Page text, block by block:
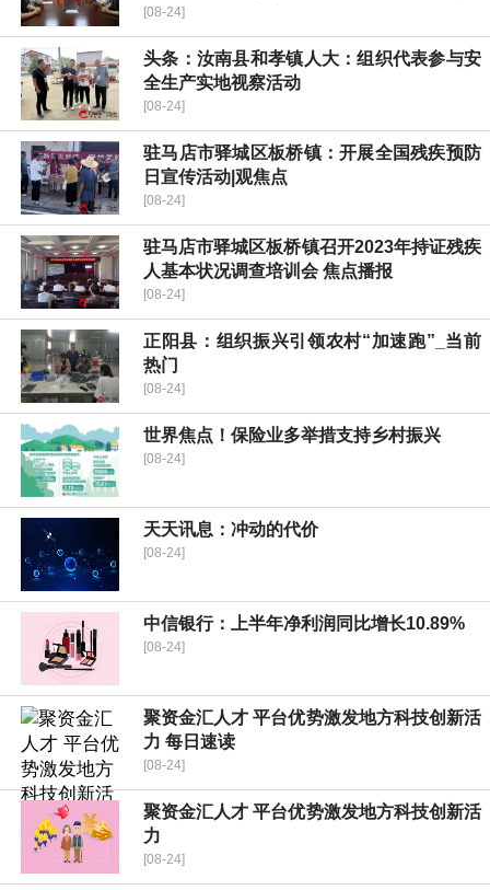
[08-24]
头条：汝南县和孝镇人大：组织代表参与安
全生产实地视察活动
[08-24]
驻马店市驿城区板桥镇：开展全国残疾预防
日宣传活动|观焦点
[08-24]
驻马店市驿城区板桥镇召开2023年持证残疾
人基本状况调查培训会 焦点播报
[08-24]
正阳县：组织振兴引领农村“加速跑”_当前
热门
[08-24]
世界焦点！保险业多举措支持乡村振兴
[08-24]
天天讯息：​冲动的代价
[08-24]
中信银行：上半年净利润同比增长10.89%
[08-24]
聚资金汇人才 平台优势激发地方科技创新活
力 每日速读
[08-24]
聚资金汇人才 平台优势激发地方科技创新活
力
[08-24]